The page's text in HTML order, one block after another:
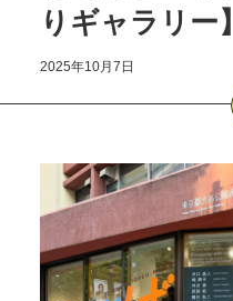
CONTACT
POLICY
りギャラリー】
2025年10月7日